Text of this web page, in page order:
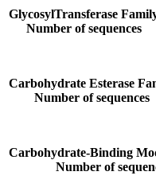
GlycosylTransferase
Number of sequences
Carbohydrate Esterase
Number of sequences
Carbohydrate-Binding
Number of